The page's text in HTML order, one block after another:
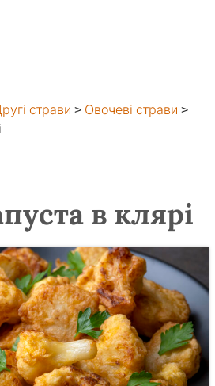
страви > Овочеві страви >
в клярі